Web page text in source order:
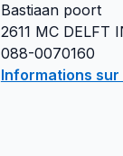
Bastiaan poort
2611 MC DELFT
088-0070160
Informations sur